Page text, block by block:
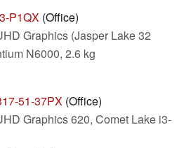
P1QX (Office)
Graphics (Jasper Lake 32
N6000, 2.6 kg
51-37PX (Office)
Graphics 620, Comet Lake i3-